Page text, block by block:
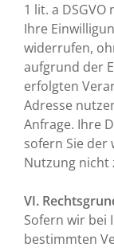
1 lit. a
Ihre
widerrufen,
aufgrund der
erfolgten
Adresse
Anfrage. Ihre
sofern Sie
Nutzung nicht
VI.
Sofern wir bei
bestimmten